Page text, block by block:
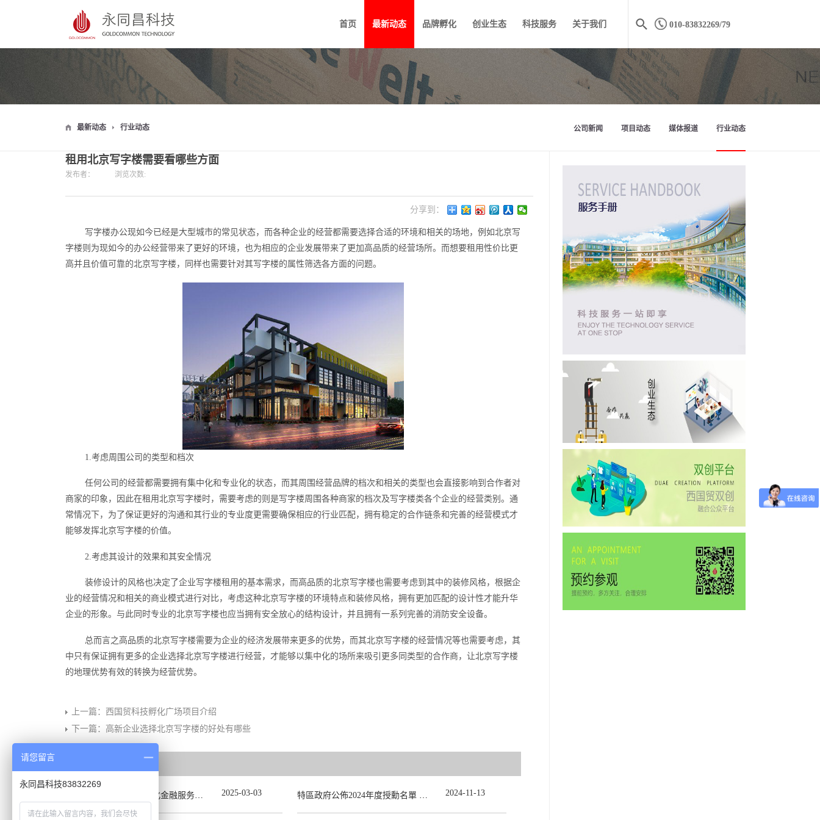
010-83832269/79
首页 最新动态 品牌孵化 创业生态 科技服务 关于我们
最新动态 行业动态 公司新闻 项目动态 媒体报道 行业动态
租用北京写字楼需要看哪些方面
发布者： 浏览次数:
分享到：
写字楼办公现如今已经是大型城市的常见状态，而各种企业的经营都需要选择合适的环境和相关的场地，例如北京写
字楼则为现如今的办公经营带来了更好的环境，也为相应的企业发展带来了更加高品质的经营场所。而想要租用性价比更
高并且价值可靠的北京写字楼，同样也需要针对其写字楼的属性筛选各方面的问题。
1.考虑周围公司的类型和档次
任何公司的经营都需要拥有集中化和专业化的状态，而其周围经营品牌的档次和相关的类型也会直接影响到合作者对
商家的印象，因此在租用北京写字楼时，需要考虑的则是写字楼周围各种商家的档次及写字楼类各个企业的经营类别。通
常情况下，为了保证更好的沟通和其行业的专业度更需要确保相应的行业匹配，拥有稳定的合作链条和完善的经营模式才
能够发挥北京写字楼的价值。
2.考虑其设计的效果和其安全情况
装修设计的风格也决定了企业写字楼租用的基本需求，而高品质的北京写字楼也需要考虑到其中的装修风格，根据企
业的经营情况和相关的商业模式进行对比，考虑这种北京写字楼的环境特点和装修风格，拥有更加匹配的设计性才能升华
企业的形象。与此同时专业的北京写字楼也应当拥有安全放心的结构设计，并且拥有一系列完善的消防安全设备。
总而言之高品质的北京写字楼需要为企业的经济发展带来更多的优势，而其北京写字楼的经营情况等也需要考虑，其
中只有保证拥有更多的企业选择北京写字楼进行经营，才能够以集中化的场所来吸引更多同类型的合作商，让北京写字楼
的地理优势有效的转换为经营优势。
上一篇： 西国贸科技孵化广场项目介绍
下一篇： 高新企业选择北京写字楼的好处有哪些
U+创享汇【2025】深化金融服务精准滴灌赋能发展专题会圆满举办 2025-03-03 特區政府公佈2024年度授勳名單 張宗真獲授予專業功績勳章 2024-11-13
请您留言
永同昌科技83832269